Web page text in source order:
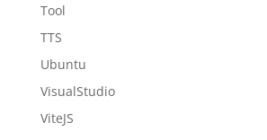
Tool
TTS
Ubuntu
VisualStudio
ViteJS